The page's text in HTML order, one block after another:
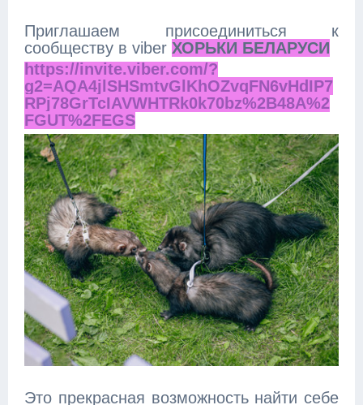
Приглашаем присоединиться к
сообществу в viber ХОРЬКИ БЕЛАРУСИ
https://invite.viber.com/?
g2=AQA4jlSHSmtvGlKhOZvqFN6vHdIP7
RPj78GrTcIAVWHTRk0k70bz%2B48A%2
FGUT%2FEGS
Это прекрасная возможность найти себе